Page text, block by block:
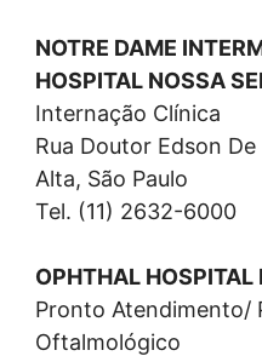
NOTRE DAME
HOSPITAL NOSSA
Internação Clínica
Rua Doutor Edson
Alta, São Paulo
Tel. (11) 2632-6000
OPHTHAL
Pronto Atendimento/
Oftalmológico